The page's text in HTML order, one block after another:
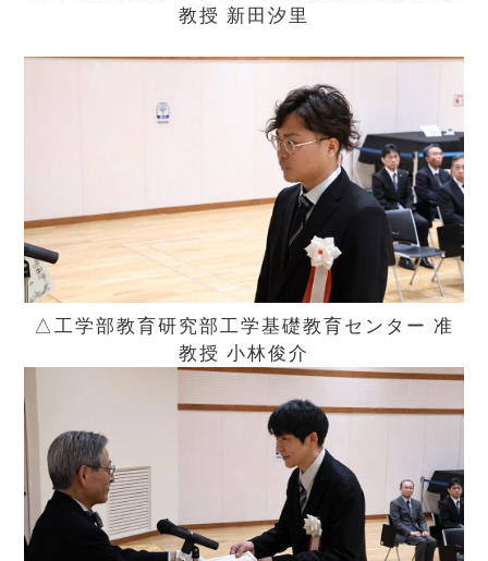
教授 新田汐里
△工学部教育研究部工学基礎教育センター 准
教授 小林俊介